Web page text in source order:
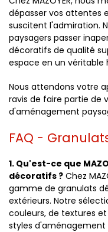
dépasser vos attentes
suscitent l'admiration.
paysagers passer
décoratifs de qualité
espace en un véritable
Nous attendons votre
ravis de faire partie de
d'aménagement
FAQ -
1. Qu'est-ce que
décoratifs ? Chez
gamme de granulats
extérieurs. Notre
couleurs, de textures
styles d'aménagement